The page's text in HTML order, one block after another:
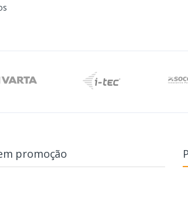
promoção